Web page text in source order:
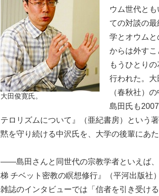
大田俊寛氏。
ウム世代と
ての対談の
学とオウム
からは外すこ
もうひとり
行われた。大
（春秋社）
島田氏も
テロリズムについて』（亜紀書房）という
黙を守り続ける中沢氏を、大学の後輩にあ
――島田さんと同世代の宗教学者といえば
梯 チベット密教の瞑想修行』（平河出版社
雑誌のインタビューでは「信者を引き受け